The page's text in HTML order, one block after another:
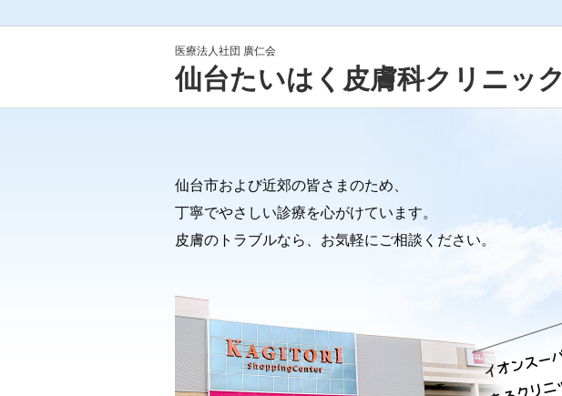
医療法人社団 廣仁会
仙台たいはく皮膚科クリニック
仙台市および近郊の皆さまのため、
丁寧でやさしい診療を心がけています。
皮膚のトラブルなら、お気軽にご相談ください。